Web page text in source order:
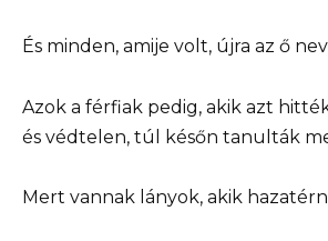
És minden, amije volt, újra az ő
Azok a férfiak pedig, akik azt
és védtelen, túl későn tanulták
Mert vannak lányok, akik